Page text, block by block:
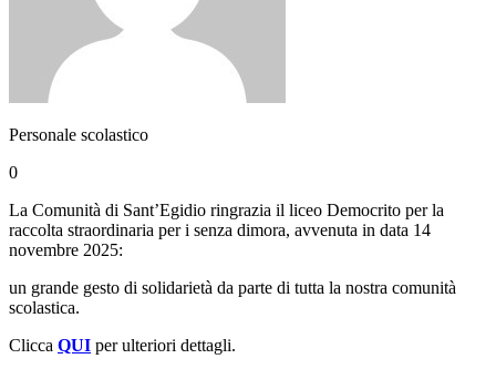
Personale scolastico
0
La Comunità di Sant’Egidio ringrazia il liceo Democrito per la
raccolta straordinaria per i senza dimora, avvenuta in data 14
novembre 2025:
un grande gesto di solidarietà da parte di tutta la nostra comunità
scolastica.
Clicca QUI per ulteriori dettagli.